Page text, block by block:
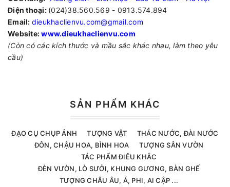
Điện thoại: (024)38.560.569 - 0913.574.894
Email: dieukhaclienvu.com@gmail.com
Website:www.dieukhaclienvu.com
(Còn có các kích thước và mầu sắc khác nhau, làm theo yêu
cầu)
SẢN PHẨM KHÁC
ĐẠO CỤ CHỤP ẢNH TƯỢNG VẬT
THÁC NƯỚC, ĐÀI NƯỚC
ĐÔN, CHẬU HOA, BÌNH HOA
TƯỢNG SÂN VƯỜN
TÁC PHẨM ĐIÊU KHẮC
ĐÈN VƯỜN, LÒ SƯỞI, KHUNG GƯƠNG, BÀN GHẾ
TƯỢNG CHÂU ÂU, Á, PHI, AI CẬP ...